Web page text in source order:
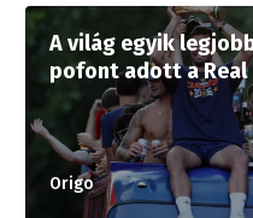
A világ egyik
pofont adott a Real
Origo